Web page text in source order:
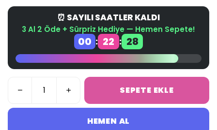
⏰ SAYILI SAATLER KALDI
3 Al 2 Öde + Sürpriz Hediye — Hemen Sepete!
00 : 22 : 27
SEPETE EKLE
HEMEN AL